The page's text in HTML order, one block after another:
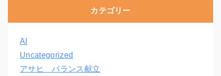
カテゴリー
AI
Uncategorized
アサヒ バランス献立